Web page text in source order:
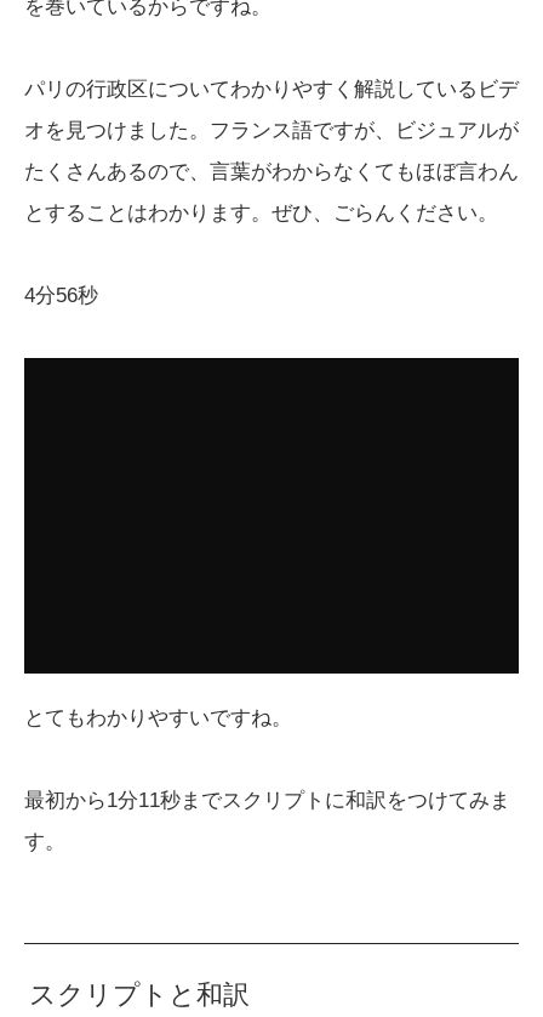
を巻いているからですね。
パリの行政区についてわかりやすく解説しているビデ
オを見つけました。フランス語ですが、ビジュアルが
たくさんあるので、言葉がわからなくてもほぼ言わん
とすることはわかります。ぜひ、ごらんください。
4分56秒
とてもわかりやすいですね。
最初から1分11秒までスクリプトに和訳をつけてみま
す。
スクリプトと和訳